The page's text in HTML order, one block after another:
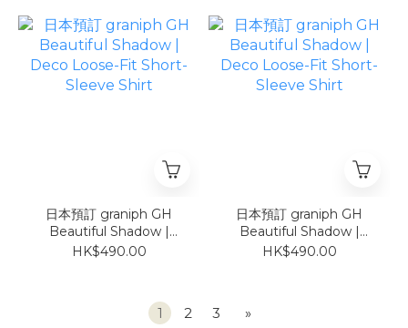
日本預訂 graniph GH
Beautiful Shadow |
Deco Loose-Fit Short-
HK$490.00
日本預訂 graniph GH
Beautiful Shadow |
Deco Loose-Fit Short-
HK$490.00
1 2 3 »